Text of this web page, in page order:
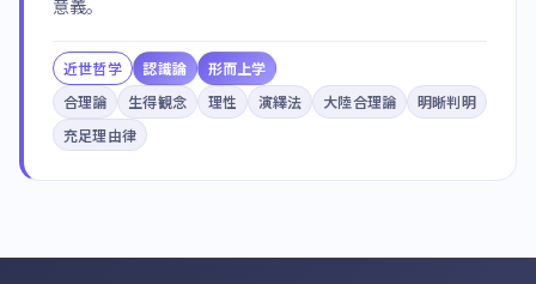
意義。
近世哲学 認識論
形而上学
合理論
生得観念 理性 演繹法 大陸合理論
明晰判明
充足理由律